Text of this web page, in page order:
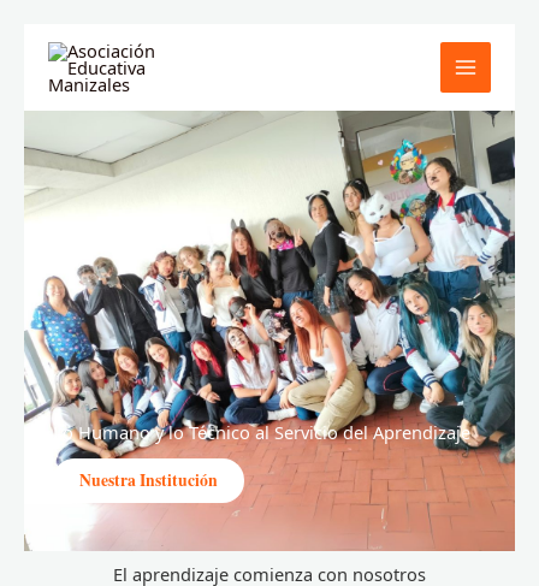
contenido
Lo Humano y lo Técnico al Servicio del Aprendizaje
Nuestra Institución
El aprendizaje comienza con nosotros